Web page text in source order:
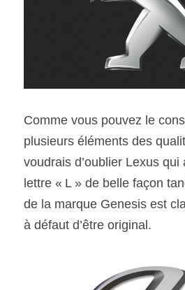
Comme vous pouvez le
plusieurs éléments des
voudrais d’oublier Lexus qui
lettre « L » de belle façon
de la marque Genesis est
à défaut d’être original.